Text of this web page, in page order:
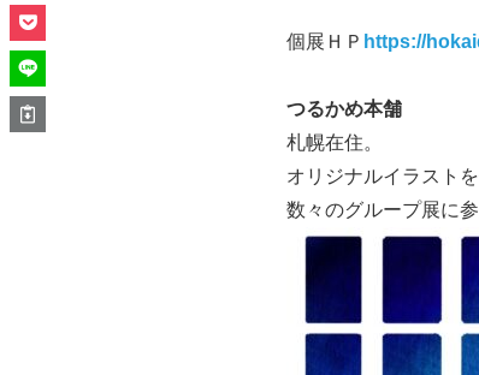
個展ＨＰ https://
つるかめ本舗
札幌在住。
オリジナルイラスト
数々のグループ展に